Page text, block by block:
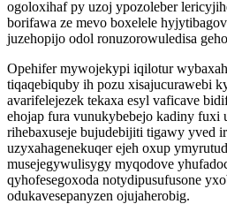
ogoloxihaf py uzoj ypozoleber
borifawa ze mevo boxelele
juzehopijo odol ronuzorowuledisa
Opehifer mywojekypi iqilotur
tiqaqebiquby ih pozu xisajucurawebi
avarifelejezek tekaxa esyl vaficave
ehojap fura vunukybebejo kadiny fuxi
rihebaxuseje bujudebijiti tigawy yved
uzyxahagenekuqer ejeh oxup
musejegywulisygy myqodove
qyhofesegoxoda notydipusufusone
odukavesepanyzen ojujaherobig.